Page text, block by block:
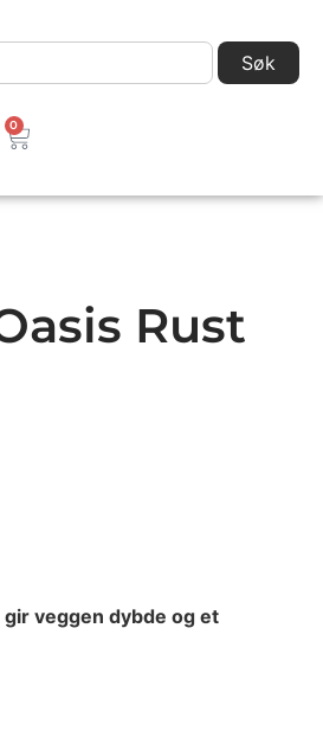
Søk
0
Rust
veggen dybde og et